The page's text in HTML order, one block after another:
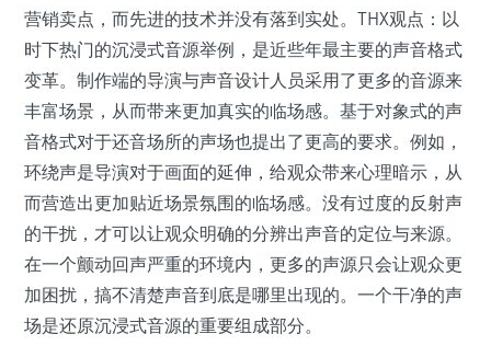
营销卖点，而先进的技术并没有落到实处。THX观点：以
时下热门的沉浸式音源举例，是近些年最主要的声音格式
变革。制作端的导演与声音设计人员采用了更多的音源来
丰富场景，从而带来更加真实的临场感。基于对象式的声
音格式对于还音场所的声场也提出了更高的要求。例如，
环绕声是导演对于画面的延伸，给观众带来心理暗示，从
而营造出更加贴近场景氛围的临场感。没有过度的反射声
的干扰，才可以让观众明确的分辨出声音的定位与来源。
在一个颤动回声严重的环境内，更多的声源只会让观众更
加困扰，搞不清楚声音到底是哪里出现的。一个干净的声
场是还原沉浸式音源的重要组成部分。